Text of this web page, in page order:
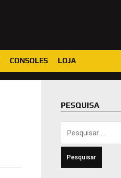
CONSOLES LOJA
PESQUISA